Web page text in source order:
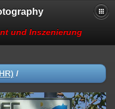
und Inszenierung
/